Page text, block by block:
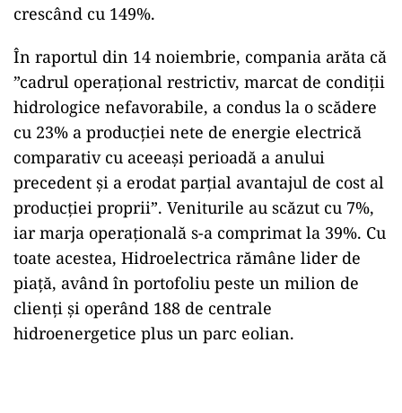
crescând cu 149%.
În raportul din 14 noiembrie, compania arăta că
”cadrul operațional restrictiv, marcat de condiții
hidrologice nefavorabile, a condus la o scădere
cu 23% a producției nete de energie electrică
comparativ cu aceeași perioadă a anului
precedent și a erodat parțial avantajul de cost al
producției proprii”. Veniturile au scăzut cu 7%,
iar marja operațională s-a comprimat la 39%. Cu
toate acestea, Hidroelectrica rămâne lider de
piață, având în portofoliu peste un milion de
clienți și operând 188 de centrale
hidroenergetice plus un parc eolian.